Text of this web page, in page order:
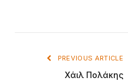
PREVIOUS ARTICLE
Χάιλ Πολάκης